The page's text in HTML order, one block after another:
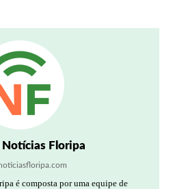
Notícias Floripa
é composta por uma equipe de